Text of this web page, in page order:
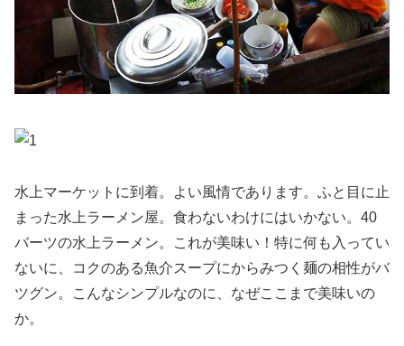
水上マーケットに到着。よい風情であります。ふと目に止
まった水上ラーメン屋。食わないわけにはいかない。40
バーツの水上ラーメン。これが美味い！特に何も入ってい
ないに、コクのある魚介スープにからみつく麺の相性がバ
ツグン。こんなシンプルなのに、なぜここまで美味いの
か。